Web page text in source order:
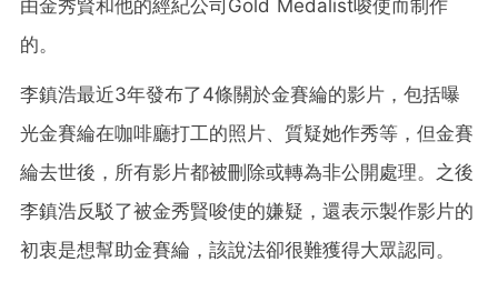
由金秀賢和他的經紀公司Gold Medalist唆使而制作
的。
李鎮浩最近3年發布了4條關於金賽綸的影片，包括曝
光金賽綸在咖啡廳打工的照片、質疑她作秀等，但金賽
綸去世後，所有影片都被刪除或轉為非公開處理。之後
李鎮浩反駁了被金秀賢唆使的嫌疑，還表示製作影片的
初衷是想幫助金賽綸，該說法卻很難獲得大眾認同。